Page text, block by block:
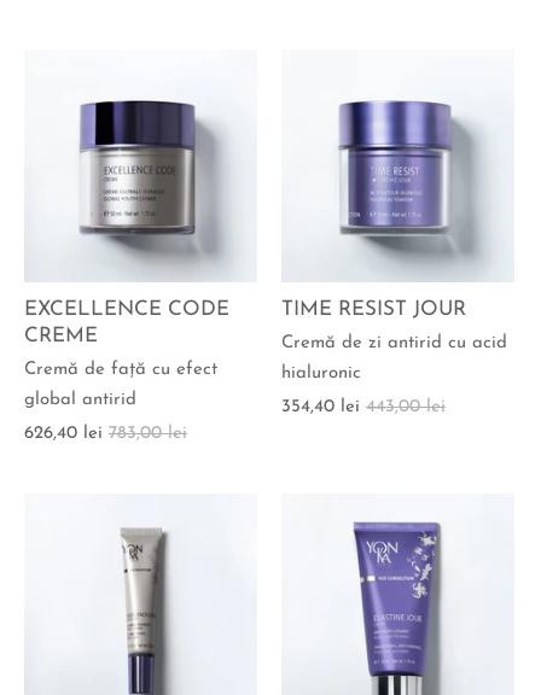
EXCELLENCE CODE
CREME
Cremă de faţă cu efect
global antirid
626,40 lei 783,00 lei
TIME RESIST JOUR
Cremă de zi antirid cu acid
hialuronic
354,40 lei 443,00 lei